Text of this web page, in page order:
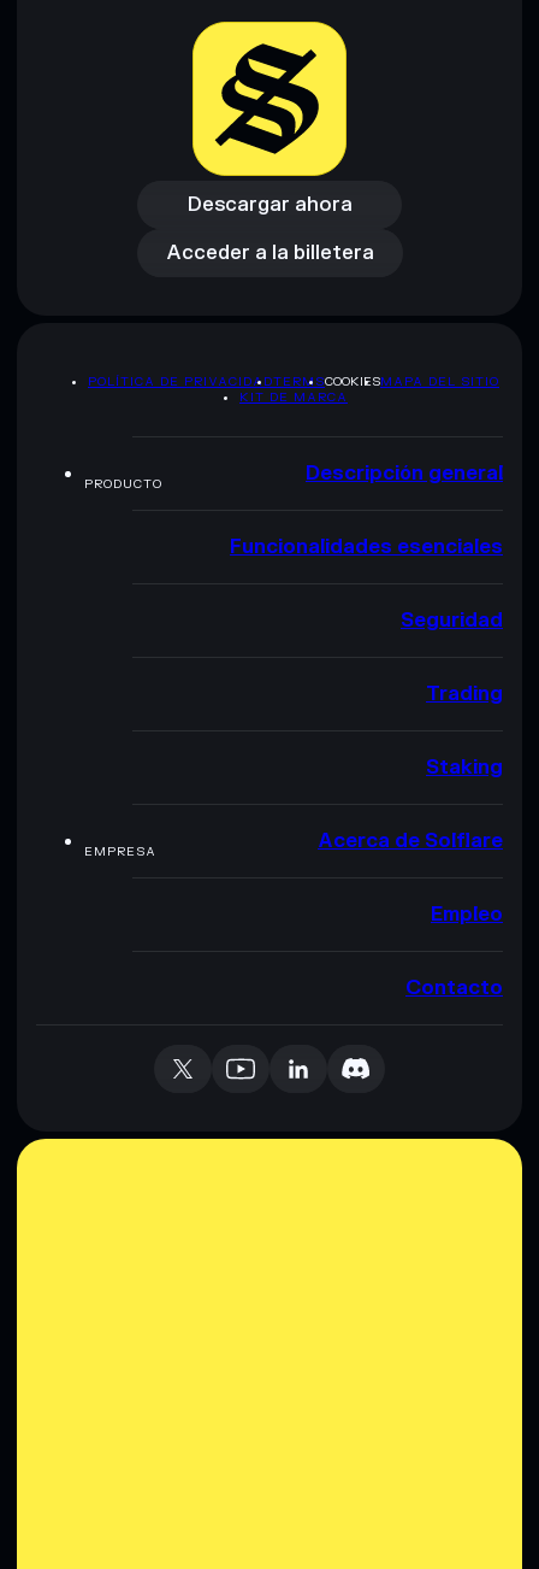
Descargar ahora
Descargar ahora
Acceder a la billetera
Acceder a la billetera
POLÍTICA DE PRIVACIDADTERMSCOOKIESMAPA DEL SITIO
KIT DE MARCA
PRODUCTO Descripción general
Funcionalidades esenciales
Seguridad
Trading
Staking
EMPRESA Acerca de Solflare
Empleo
Contacto